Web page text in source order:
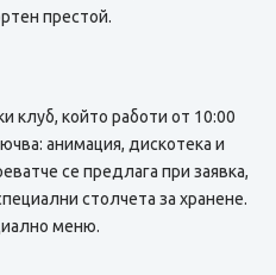
престой.
клуб, който работи от 10:00
анимация, дискотека и
се предлага при заявка,
столчета за хранене.
меню.